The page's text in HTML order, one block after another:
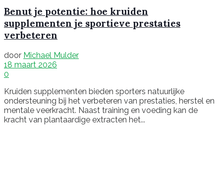
Benut je potentie: hoe kruiden
supplementen je sportieve prestaties
verbeteren
door Michael Mulder
18 maart 2026
0
Kruiden supplementen bieden sporters natuurlijke
ondersteuning bij het verbeteren van prestaties, herstel en
mentale veerkracht. Naast training en voeding kan de
kracht van plantaardige extracten het...